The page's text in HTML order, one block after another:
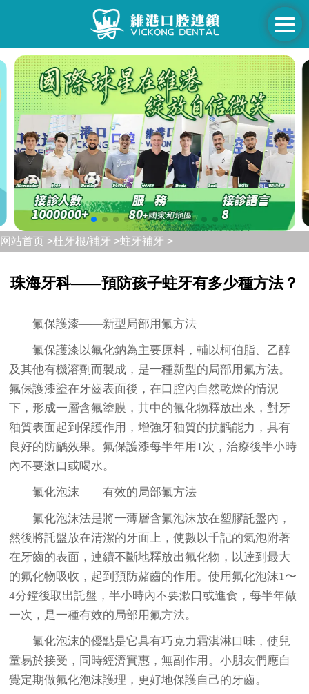
网站首页 >杜牙根/補牙 >蛀牙補牙 >
珠海牙科——預防孩子蛀牙有多少種方法？
氟保護漆——新型局部用氟方法
氟保護漆以氟化鈉為主要原料，輔以柯伯脂、乙醇
及其他有機溶劑而製成，是一種新型的局部用氟方法。
氟保護漆塗在牙齒表面後，在口腔內自然乾燥的情況
下，形成一層含氟塗膜，其中的氟化物釋放出來，對牙
釉質表面起到保護作用，增強牙釉質的抗齲能力，具有
良好的防齲效果。氟保護漆每半年用1次，治療後半小時
內不要漱口或喝水。
氟化泡沫——有效的局部氟方法
氟化泡沫法是將一薄層含氟泡沫放在塑膠託盤內，
然後將託盤放在清潔的牙面上，使數以千記的氣泡附著
在牙齒的表面，連續不斷地釋放出氟化物，以達到最大
的氟化物吸收，起到預防赭齒的作用。使用氟化泡沫1〜
4分鐘後取出託盤，半小時內不要漱口或進食，每半年做
一次，是一種有效的局部用氟方法。
氟化泡沫的優點是它具有巧克力霜淇淋口味，使兒
童易於接受，同時經濟實惠，無副作用。小朋友們應自
覺定期做氟化泡沫護理，更好地保護自己的牙齒。